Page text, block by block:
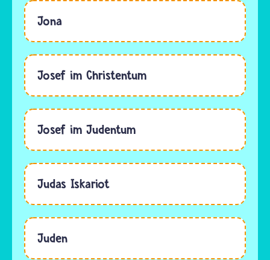
Jona
Josef im Christentum
Josef im Judentum
Judas Iskariot
Juden